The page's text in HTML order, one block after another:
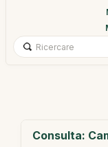
Consulta: